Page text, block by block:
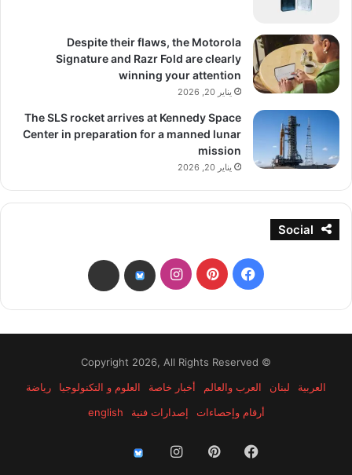
Despite their flaws, the Motorola
Signature and Razr Fold are clearly
winning your attention
يناير 20, 2026
The SLS rocket arrives at Kennedy Space
Center in preparation for a manned lunar
mission
يناير 20, 2026
Social
فيسبوكبينتيريستانستقرامbsky
threads
© Copyright 2026, All Rights Reserved
العربية
لبنان العرب والعالم أخبار خاصة العلوم و التكنولوجيا
رياضة
أرقام وإحصاءات
إصدارات فنية english
فيسبوكبينتيريستانستقرام